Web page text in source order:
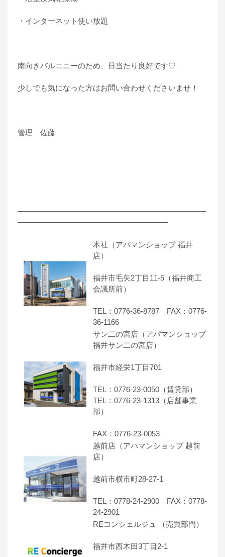
・インターネット使い放題
南向きバルコニーのため、日当たり良好です♡
少しでも気になった方はお問い合わせくださいませ！
管理 佐藤
―――――――――――――――――――――――――
――――――――――――――――――――
本社（アパマンショップ 福井
店）
福井市毛矢2丁目11-5（福井商工
会議所前）
TEL：0776-36-8787 FAX：0776-
36-1166
サン二の宮店（アパマンショップ
福井サン二の宮店）
福井市経栄1丁目701
TEL：0776-23-0050（賃貸部）
TEL：0776-23-1313（店舗事業
部）
FAX：0776-23-0053
越前店（アパマンショップ 越前
店）
越前市横市町28-27-1
TEL：0778-24-2900 FAX：0778-
24-2901
REコンシェルジュ （売買部門）
福井市西木田3丁目2-1